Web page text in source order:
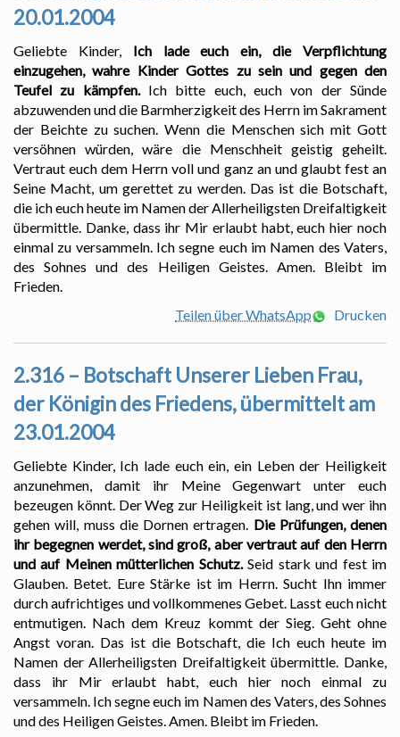
20.01.2004
Geliebte Kinder, Ich lade euch ein, die Verpflichtung
einzugehen, wahre Kinder Gottes zu sein und gegen den
Teufel zu kämpfen.Ich bitte euch, euch von der Sünde
abzuwenden und die Barmherzigkeit des Herrn im Sakrament
der Beichte zu suchen. Wenn die Menschen sich mit Gott
versöhnen würden, wäre die Menschheit geistig geheilt.
Vertraut euch dem Herrn voll und ganz an und glaubt fest an
Seine Macht, um gerettet zu werden. Das ist die Botschaft,
die ich euch heute im Namen der Allerheiligsten Dreifaltigkeit
übermittle. Danke, dass ihr Mir erlaubt habt, euch hier noch
einmal zu versammeln. Ich segne euch im Namen des Vaters,
des Sohnes und des Heiligen Geistes. Amen. Bleibt im
Frieden.
Teilen über WhatsApp
Drucken
2.316 – Botschaft Unserer Lieben Frau,
der Königin des Friedens, übermittelt am
23.01.2004
Geliebte Kinder, Ich lade euch ein, ein Leben der Heiligkeit
anzunehmen, damit ihr Meine Gegenwart unter euch
bezeugen könnt. Der Weg zur Heiligkeit ist lang, und wer ihn
gehen will, muss die Dornen ertragen. Die Prüfungen, denen
ihr begegnen werdet, sind groß, aber vertraut auf den Herrn
und auf Meinen mütterlichen Schutz.Seid stark und fest im
Glauben. Betet. Eure Stärke ist im Herrn. Sucht Ihn immer
durch aufrichtiges und vollkommenes Gebet. Lasst euch nicht
entmutigen. Nach dem Kreuz kommt der Sieg. Geht ohne
Angst voran. Das ist die Botschaft, die Ich euch heute im
Namen der Allerheiligsten Dreifaltigkeit übermittle. Danke,
dass ihr Mir erlaubt habt, euch hier noch einmal zu
versammeln. Ich segne euch im Namen des Vaters, des Sohnes
und des Heiligen Geistes. Amen. Bleibt im Frieden.